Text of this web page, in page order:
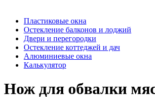
Пластиковые окна
Остекление балконов и лоджий
Двери и перегородки
Остекление коттеджей и дач
Алюминиевые окна
Калькулятор
Нож для обвалки